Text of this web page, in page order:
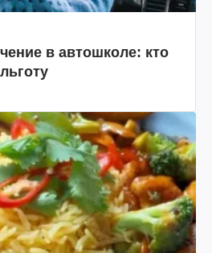
в автошколе: кто